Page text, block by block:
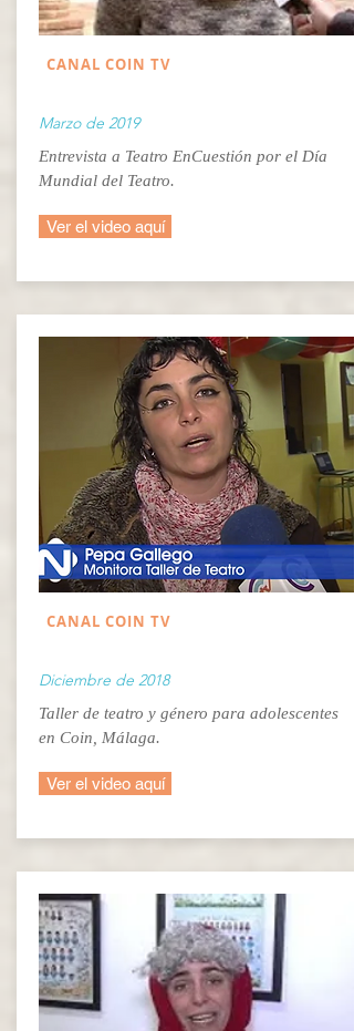
CANAL COIN TV
Marzo de 2019
Entrevista a Teatro EnCuestión por el Día
Mundial del Teatro.
Ver el video aquí
CANAL COIN TV
Diciembre de 2018
Taller de teatro y género para adolescentes
en Coin, Málaga.
Ver el video aquí